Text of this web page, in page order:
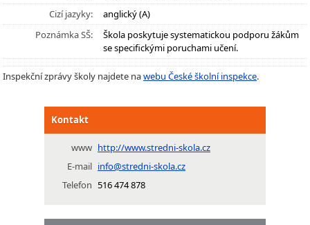
Cizí jazyky:
anglický (A)
Poznámka SŠ:
Škola poskytuje systematickou podporu žákům
se specifickými poruchami učení.
Inspekční zprávy školy najdete nawebu České školní inspekce.
Kontakt
www http://www.stredni-skola.cz
E-mail info@stredni-skola.cz
Telefon 516 474 878